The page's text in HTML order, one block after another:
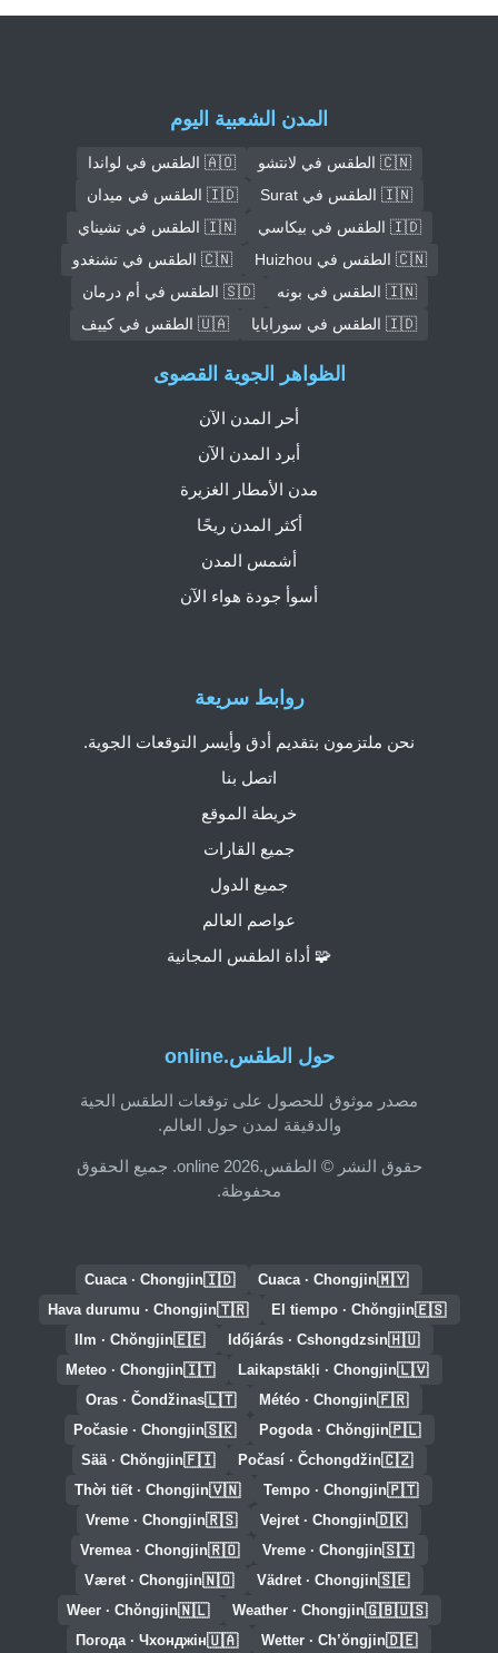
المدن الشعبية اليوم
🇨🇳 الطقس في لانتشو
🇦🇴 الطقس في لواندا
🇮🇳 الطقس في Surat
🇮🇩 الطقس في ميدان
🇮🇩 الطقس في بيكاسي
🇮🇳 الطقس في تشيناي
🇨🇳 الطقس في Huizhou
🇨🇳 الطقس في تشنغدو
🇮🇳 الطقس في بونه
🇸🇩 الطقس في أم درمان
🇮🇩 الطقس في سورابايا
🇺🇦 الطقس في كييف
حول الطقس.online
مصدر موثوق للحصول على توقعات الطقس الحية
والدقيقة لمدن حول العالم.
حقوق النشر © الطقس.online 2026. جميع الحقوق
محفوظة.
روابط سريعة
نحن ملتزمون بتقديم أدق وأيسر التوقعات الجوية.
اتصل بنا
خريطة الموقع
جميع القارات
جميع الدول
عواصم العالم
🧩 أداة الطقس المجانية
الظواهر الجوية القصوى
أحر المدن الآن
أبرد المدن الآن
مدن الأمطار الغزيرة
أكثر المدن ريحًا
أشمس المدن
أسوأ جودة هواء الآن
🇲🇾
Cuaca · Chongjin
🇮🇩
Cuaca · Chongjin
🇪🇸
El tiempo · Chŏngjin
🇹🇷
Hava durumu · Chongjin
🇭🇺
Időjárás · Cshongdzsin
🇪🇪
Ilm · Chŏngjin
🇱🇻
Laikapstākļi · Chongjin
🇮🇹
Meteo · Chongjin
🇫🇷
Météo · Chongjin
🇱🇹
Oras · Čondžinas
🇵🇱
Pogoda · Chŏngjin
🇸🇰
Počasie · Chongjin
🇨🇿
Počasí · Čchongdžin
🇫🇮
Sää · Chŏngjin
🇵🇹
Tempo · Chongjin
🇻🇳
Thời tiết · Chongjin
🇩🇰
Vejret · Chongjin
🇷🇸
Vreme · Chongjin
🇸🇮
Vreme · Chongjin
🇷🇴
Vremea · Chongjin
🇸🇪
Vädret · Chongjin
🇳🇴
Været · Chongjin
🇬🇧🇺🇸
Weather · Chongjin
🇳🇱
Weer · Chŏngjin
🇩🇪
Wetter · Ch’ŏngjin
🇺🇦
Погода · Чхонджін